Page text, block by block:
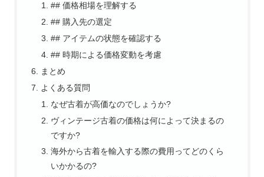
## 価格相場を理解する
## 購入先の選定
## アイテムの状態を確認する
## 時期による価格変動を考慮
まとめ
よくある質問
なぜ古着が高価なのでしょうか?
ヴィンテージ古着の価格は何によって決まるの
ですか?
海外から古着を輸入する際の費用ってどのくら
いかかるの?